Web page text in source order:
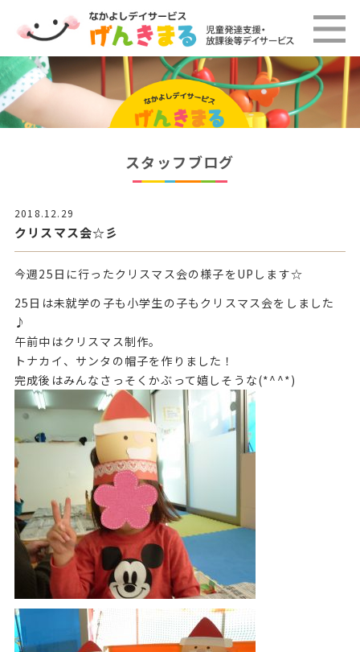
スタッフブログ
2018.12.29
クリスマス会☆彡
今週25日に行ったクリスマス会の様子をUPします☆
25日は未就学の子も小学生の子もクリスマス会をしました
♪
午前中はクリスマス制作。
トナカイ、サンタの帽子を作りました！
完成後はみんなさっそくかぶって嬉しそうな(*^^*)